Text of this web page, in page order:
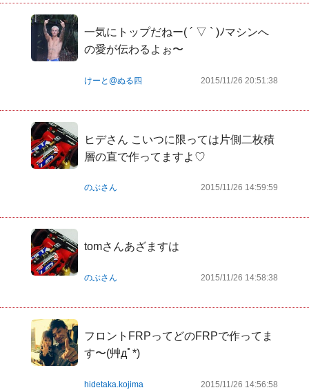
一気にトップだねー( ´ ▽ ` )ﾉマシンへ
の愛が伝わるよぉ〜
けーと@ぬる四 2015/11/26 20:51:38
ヒデさん こいつに限っては片側二枚積
層の直で作ってますよ♡
のぶさん 2015/11/26 14:59:59
tomさんあざますは
のぶさん 2015/11/26 14:58:38
フロントFRPってどのFRPで作ってま
す〜(艸дﾟ*)
hidetaka.kojima 2015/11/26 14:56:58